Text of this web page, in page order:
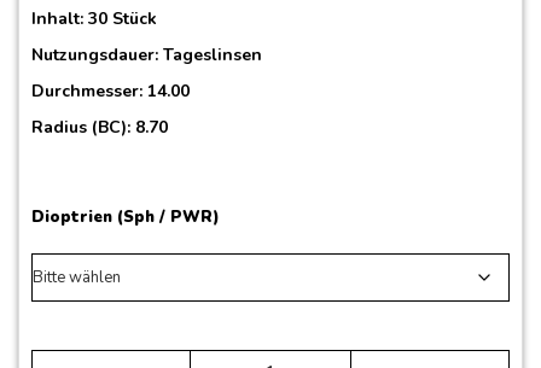
Inhalt: 30 Stück
Nutzungsdauer: Tageslinsen
Durchmesser: 14.00
Radius (BC): 8.70
Dioptrien (Sph / PWR)